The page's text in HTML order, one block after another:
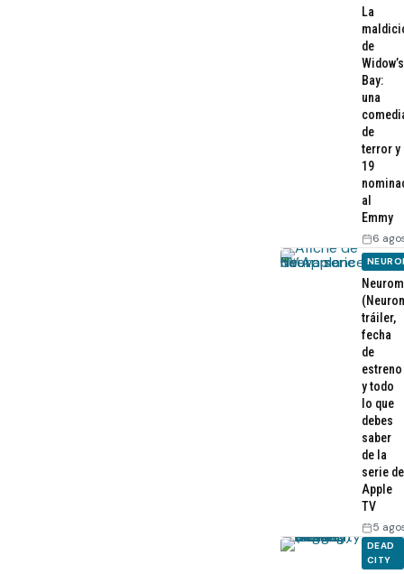
La
de
Widow’s
Bay:
una
de
terror y
19
al
Emmy
6
tráiler,
fecha
de
estreno
y todo
lo que
debes
saber
de la
serie de
Apple
TV
5
DEAD
CITY